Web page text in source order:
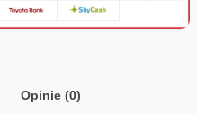
Opinie (0)